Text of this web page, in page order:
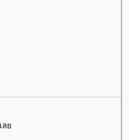
ล